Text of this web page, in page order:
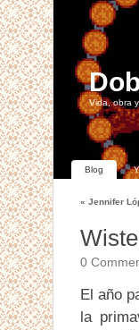
Vida, obra
Blog
« Jennifer
0
El año
la